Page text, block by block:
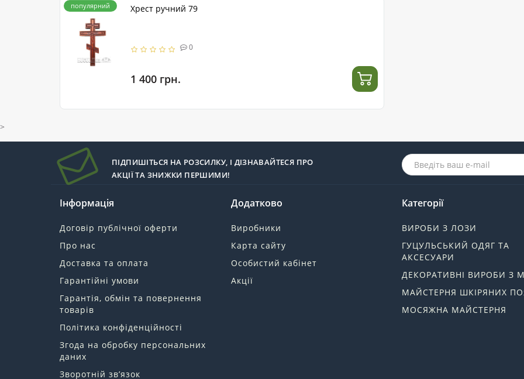
популярний Хрест ручний 79
0
1 400 грн.
>
ПІДПИШІТЬСЯ НА РОЗСИЛКУ, І ДІЗНАВАЙТЕСЯ ПРО
АКЦІЇ ТА ЗНИЖКИ ПЕРШИМИ!
Інформація
Договір публічної оферти
Про нас
Доставка та оплата
Гарантійні умови
Гарантія, обмін та повернення
товарів
Політика конфіденційності
Згода на обробку персональних
даних
Зворотній зв’язок
Додатково
Виробники
Карта сайту
Особистий кабінет
Акції
Категорії
ВИРОБИ З ЛОЗИ
ГУЦУЛЬСЬКИЙ ОДЯГ ТА
АКСЕСУАРИ
ДЕКОРАТИВНІ ВИРОБИ З
МАЙСТЕРНЯ ШКІРЯНИХ
МОСЯЖНА МАЙСТЕРНЯ